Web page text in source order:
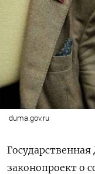
duma.gov.ru
законопроект о